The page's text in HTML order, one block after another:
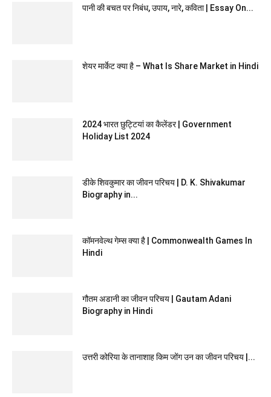
पानी की बचत पर निबंध, उपाय, नारे, कविता | Essay On...
शेयर मार्केट क्या है – What Is Share Market in Hindi
2024 भारत छुट्टियां का कैलेंडर | Government
Holiday List 2024
डीके शिवकुमार का जीवन परिचय | D. K. Shivakumar
Biography in...
कॉमनवेल्थ गेम्स क्या है | Commonwealth Games In
Hindi
गौतम अडानी का जीवन परिचय | Gautam Adani
Biography in Hindi
उत्तरी कोरिया के तानाशाह किम जोंग उन का जीवन परिचय |...